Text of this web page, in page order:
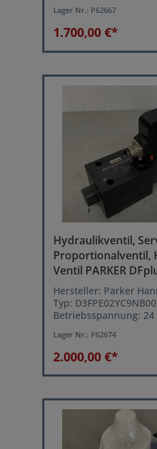
Lager Nr.: P62667
1.700,00 €*
Hydraulikventil,
Proportionalventil,
Ventil PARKER
Hersteller: Parker
Typ:
Betriebsspannung: 24
Lager Nr.: P62674
2.000,00 €*